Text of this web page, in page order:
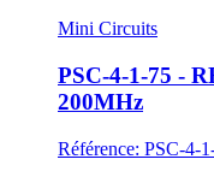
Mini Circuits
PSC-4-1-75 -
200MHz
Référence: PSC-4-